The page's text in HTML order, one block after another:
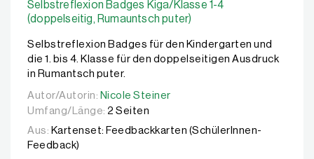
Selbstreflexion Badges Kiga/Klasse 1-4
(doppelseitig, Rumauntsch puter)
Selbstreflexion Badges für den Kindergarten und
die 1. bis 4. Klasse für den doppelseitigen Ausdruck
in Rumantsch puter.
Autor/Autorin: Nicole Steiner
Autor/Autorin: Nicole Steiner
Umfang/Länge: 2 Seiten
Aus: Kartenset: Feedbackkarten (SchülerInnen-
Feedback)